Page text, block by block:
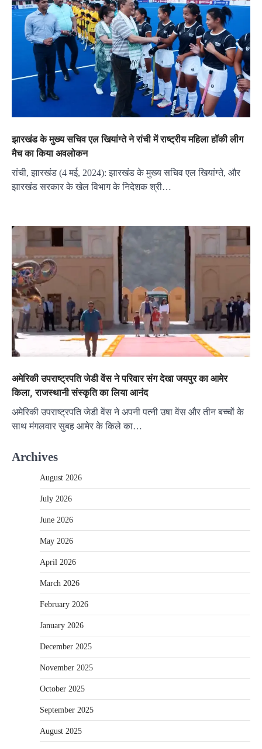
झारखंड के मुख्य सचिव एल खियांग्ते ने रांची में राष्ट्रीय महिला हॉकी लीग
मैच का किया अवलोकन
रांची, झारखंड (4 मई, 2024): झारखंड के मुख्य सचिव एल खियांग्ते, और
झारखंड सरकार के खेल विभाग के निदेशक श्री…
अमेरिकी उपराष्ट्रपति जेडी वेंस ने परिवार संग देखा जयपुर का आमेर
किला, राजस्थानी संस्कृति का लिया आनंद
अमेरिकी उपराष्ट्रपति जेडी वेंस ने अपनी पत्नी उषा वेंस और तीन बच्चों के
साथ मंगलवार सुबह आमेर के किले का…
Archives
August 2026
July 2026
June 2026
May 2026
April 2026
March 2026
February 2026
January 2026
December 2025
November 2025
October 2025
September 2025
August 2025